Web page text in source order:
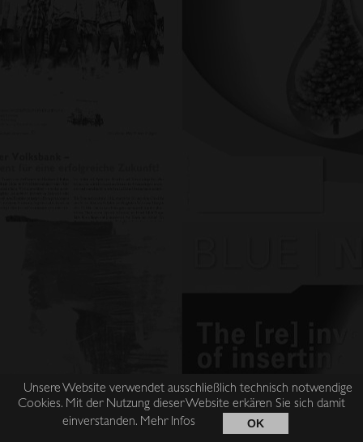
Impressum Datenschutz AGB
Unsere Website verwendet ausschließlich technisch notwendige
Cookies. Mit der Nutzung dieser Website erkären Sie sich damit
einverstanden. Mehr Infos OK